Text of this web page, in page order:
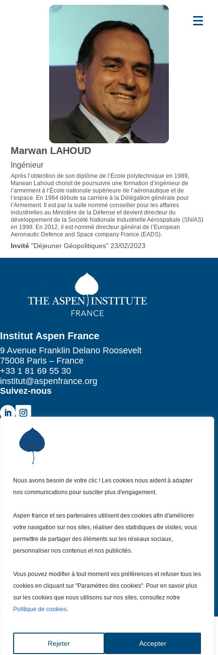
Nous avons besoin de votre clic ! Les cookies nous aident à adapter
nos communications pour susciter plus d'engagement.
Aspen france et ses partenaires utilisent des cookies afin d'améliorer
votre navigation sur nos sites, réaliser des statistiques de visites, vous
permettre de partager des éléments sur les réseaux sociaux,
personnaliser nos contenus et nos publicités.
Vous pouvez modifier à tout moment vos préférences et refuser tous les
cookies en cliquant sur "Paramètres des cookies". Pour en savoir plus
sur les cookies que nous utilisons sur nos sites, consultez notre
Politique de cookies.
Rejeter Accepter
Marwan LAHOUD
Ingénieur
Après l’obtention de son diplôme de l’École polytechnique en 1989,
Marwan Lahoud choisit de poursuivre une formation d’ingénieur de
l’armement à l’École nationale supérieure de l’aéronautique et de
l’espace. En 1984 débute sa carrière à la Délégation générale pour
l’Armement. Il est par la suite nommé conseiller pour les affaires
industrielles au Ministère de la Défense et devient directeur du
développement de la Société Nationale Industrielle Aérospatiale (SNIAS)
en 1998. En 2012, il est nommé directeur général de l’European
Aeronautic Defence and Space company France (EADS).
"Déjeuner Géopolitiques" 23/02/2023
Institut Aspen France
9 Avenue Franklin Delano Roosevelt
75008 Paris – France
+33 1 81 69 55 30
institut@aspenfrance.org
Suivez-nous
Institut Aspen France
Qui sommes-nous ?
Nos actualités
Nous (re)joindre
Inscrivez vous à notre Newsletter
Je m’inscris
Tout droits réservé – Copyright @ 2026Mentions légales|
Politiques de confidentialités